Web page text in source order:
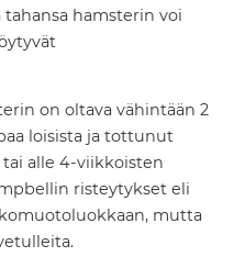
hamsterin voi
on oltava vähintään 2
loisista ja tottunut
tai alle 4-viikkoisten
risteytykset eli
mutta